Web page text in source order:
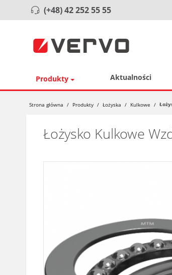
(+48) 42 252 55 55
Produkty Aktualności
Strona główna / Produkty / Łożyska / Kulkowe /
Łożysko Kulkowe